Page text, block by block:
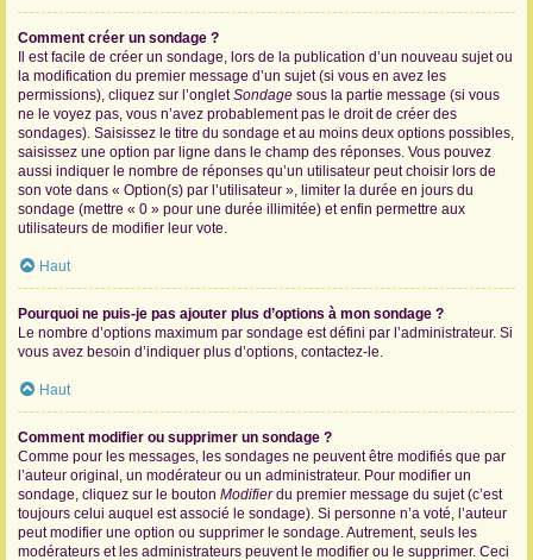
Comment créer un sondage ?
Il est facile de créer un sondage, lors de la publication d’un nouveau sujet ou
la modification du premier message d’un sujet (si vous en avez les
permissions), cliquez sur l’ongletSondage sous la partie message (si vous
ne le voyez pas, vous n’avez probablement pas le droit de créer des
sondages). Saisissez le titre du sondage et au moins deux options possibles,
saisissez une option par ligne dans le champ des réponses. Vous pouvez
aussi indiquer le nombre de réponses qu’un utilisateur peut choisir lors de
son vote dans « Option(s) par l’utilisateur », limiter la durée en jours du
sondage (mettre « 0 » pour une durée illimitée) et enfin permettre aux
utilisateurs de modifier leur vote.
Haut
Pourquoi ne puis-je pas ajouter plus d’options à mon sondage ?
Le nombre d’options maximum par sondage est défini par l’administrateur. Si
vous avez besoin d’indiquer plus d’options, contactez-le.
Haut
Comment modifier ou supprimer un sondage ?
Comme pour les messages, les sondages ne peuvent être modifiés que par
l’auteur original, un modérateur ou un administrateur. Pour modifier un
sondage, cliquez sur le bouton Modifierdu premier message du sujet (c’est
toujours celui auquel est associé le sondage). Si personne n’a voté, l’auteur
peut modifier une option ou supprimer le sondage. Autrement, seuls les
modérateurs et les administrateurs peuvent le modifier ou le supprimer. Ceci